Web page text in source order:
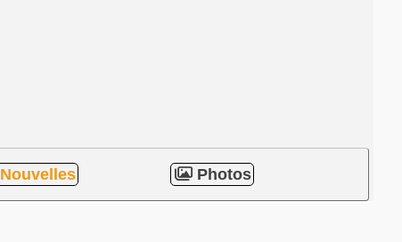
Nouvelles Photos